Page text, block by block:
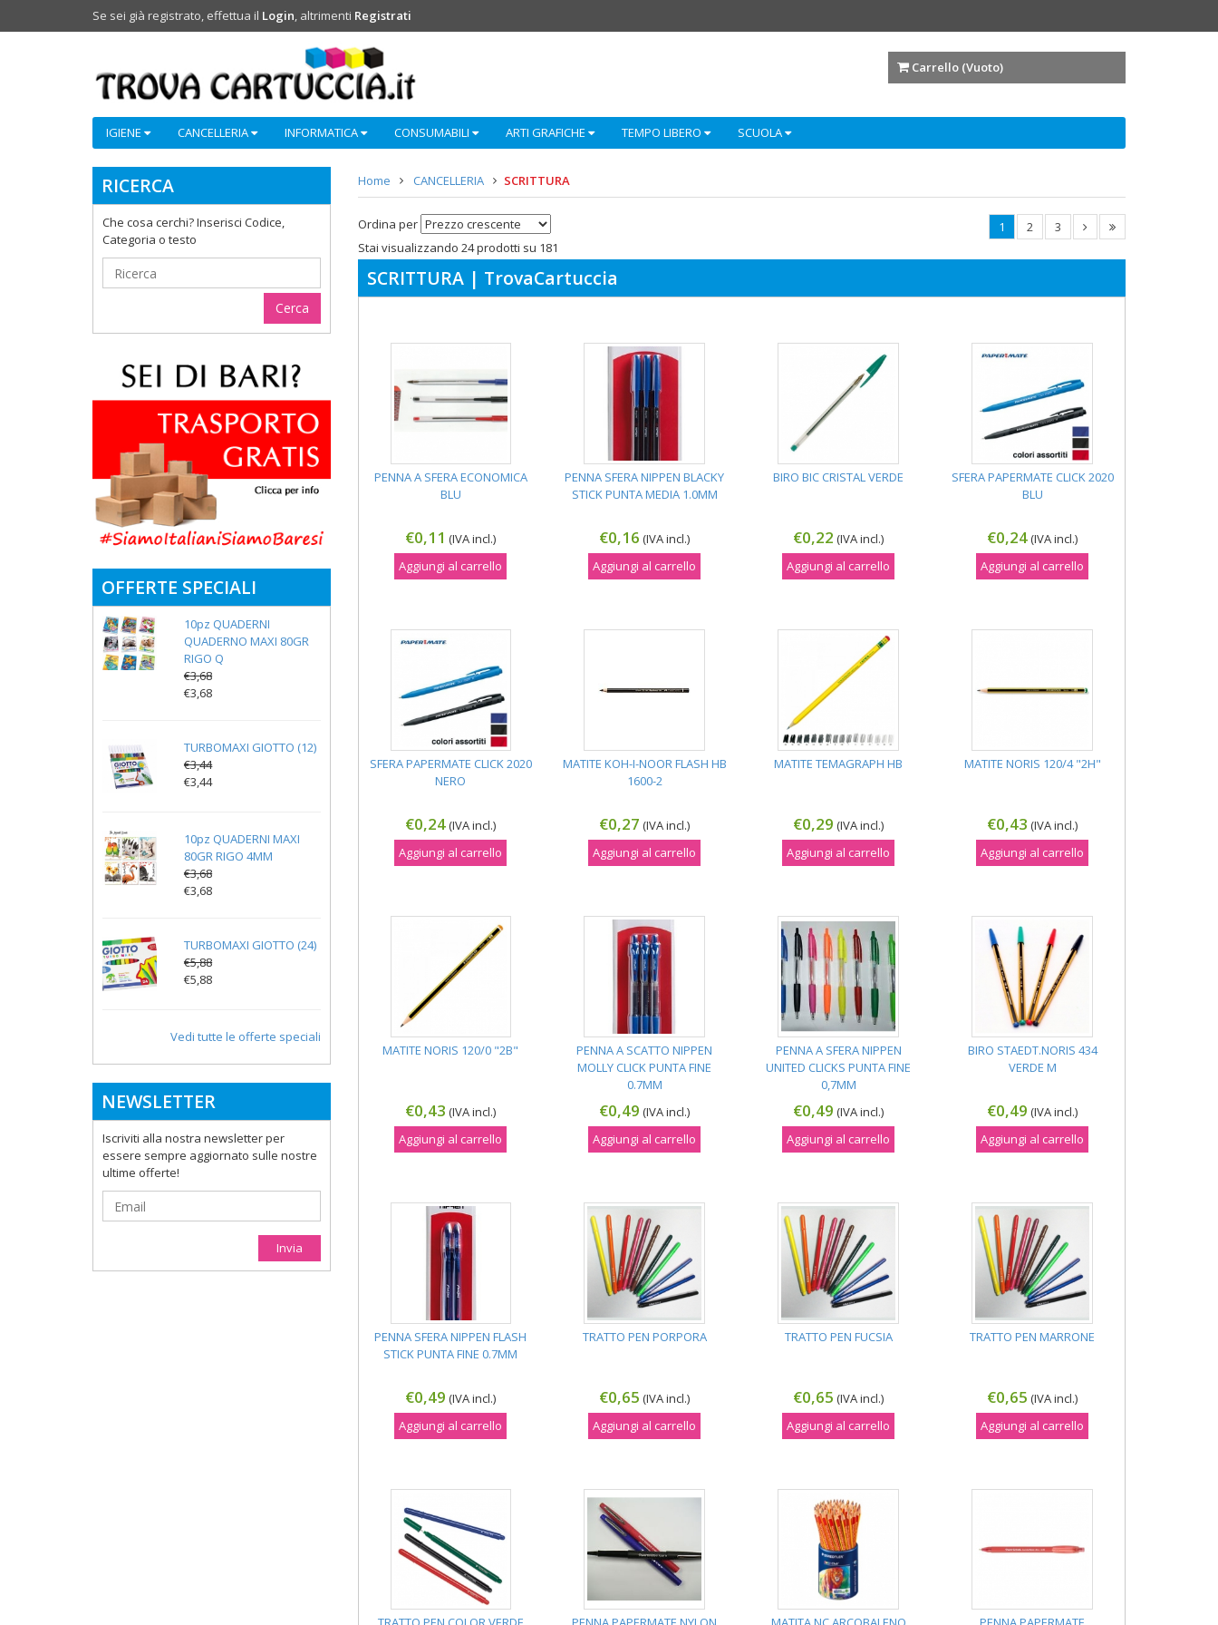
Se sei già registrato, effettua il Login, altrimenti Registrati
Carrello (Vuoto)
IGIENE CANCELLERIA INFORMATICA CONSUMABILI ARTI GRAFICHE TEMPO LIBERO SCUOLA
RICERCA
Che cosa cerchi? Inserisci Codice,
Categoria o testo
OFFERTE SPECIALI
10pz QUADERNI
QUADERNO MAXI 80GR
RIGO Q
€3,68
€3,68
TURBOMAXI GIOTTO (12)
€3,44
€3,44
10pz QUADERNI MAXI
80GR RIGO 4MM
€3,68
€3,68
TURBOMAXI GIOTTO (24)
€5,88
€5,88
Vedi tutte le offerte speciali
NEWSLETTER
Iscriviti alla nostra newsletter per
essere sempre aggiornato sulle nostre
ultime offerte!
Home CANCELLERIA SCRITTURA
Ordina per 1 2
3
Stai visualizzando 24 prodotti su 181
SCRITTURA | TrovaCartuccia
PENNA A SFERA ECONOMICA
BLU
€0,11 (IVA incl.)
Aggiungi al carrello
PENNA SFERA NIPPEN BLACKY
STICK PUNTA MEDIA 1.0MM
€0,16 (IVA incl.)
Aggiungi al carrello
BIRO BIC CRISTAL VERDE
€0,22 (IVA incl.)
Aggiungi al carrello
SFERA PAPERMATE CLICK 2020
BLU
€0,24(IVA incl.)
Aggiungi al carrello
SFERA PAPERMATE CLICK 2020
NERO
€0,24(IVA incl.)
Aggiungi al carrello
MATITE KOH-I-NOOR FLASH HB
1600-2
€0,27 (IVA incl.)
Aggiungi al carrello
MATITE TEMAGRAPH HB
€0,29 (IVA incl.)
Aggiungi al carrello
MATITE NORIS 120/4 "2H"
€0,43 (IVA incl.)
Aggiungi al carrello
MATITE NORIS 120/0 "2B"
€0,43 (IVA incl.)
Aggiungi al carrello
PENNA A SCATTO NIPPEN
MOLLY CLICK PUNTA FINE
0.7MM
€0,49 (IVA incl.)
Aggiungi al carrello
PENNA A SFERA NIPPEN
UNITED CLICKS PUNTA FINE
0,7MM
€0,49 (IVA incl.)
Aggiungi al carrello
BIRO STAEDT.NORIS 434
VERDE M
€0,49 (IVA incl.)
Aggiungi al carrello
PENNA SFERA NIPPEN FLASH
STICK PUNTA FINE 0.7MM
€0,49 (IVA incl.)
Aggiungi al carrello
TRATTO PEN PORPORA
€0,65 (IVA incl.)
Aggiungi al carrello
TRATTO PEN FUCSIA
€0,65 (IVA incl.)
Aggiungi al carrello
TRATTO PEN MARRONE
€0,65 (IVA incl.)
Aggiungi al carrello